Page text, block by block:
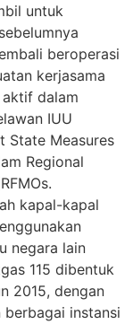
untuk
beroperasi
kerjasama
aktif dalam
IUU
State Measures
Regional
kapal-kapal
negara lain
115 dibentuk
2015, dengan
instansi